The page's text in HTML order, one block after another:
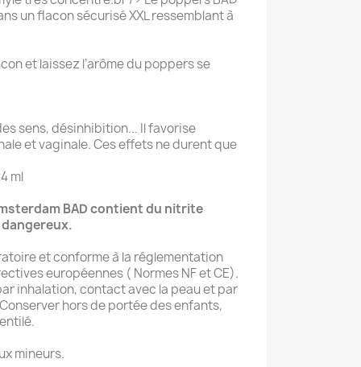
un flacon sécurisé XXL ressemblant à
et laissez l’arôme du poppers se
sens, désinhibition... Il favorise
et vaginale. Ces effets ne durent que
ml
BAD contient du nitrite
et conforme à la réglementation
européennes ( Normes NF et CE).
inhalation, contact avec la peau et par
hors de portée des enfants,
mineurs.